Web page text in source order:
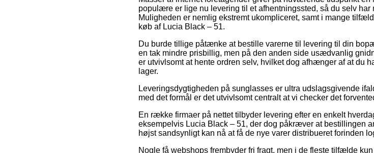
populære er lige nu levering til et afhentningssted, så du selv
Muligheden er nemlig ekstremt ukompliceret, samt i mange
køb af Lucia Black – 51.
Du burde tillige påtænke at bestille varerne til levering til din
en tak mindre prisbillig, men på den anden side usædvanlig
er utvivlsomt at hente ordren selv, hvilket dog afhænger af at du
lager.
Leveringsdygtigheden på sunglasses er ultra udslagsgivende
med det formål er det utvivlsomt centralt at vi checker det
En række firmaer på nettet tilbyder levering efter en enkelt
eksempelvis Lucia Black – 51, der dog påkræver at bestillingen
højst sandsynligt kan nå at få de nye varer distribueret forinden
Nogle få webshops frembyder fri fragt, men i de fleste tilfælde